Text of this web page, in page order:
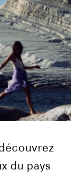
du pays